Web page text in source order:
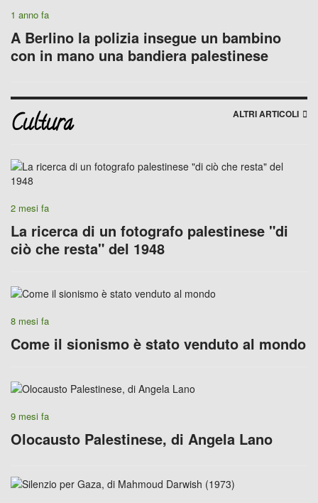
1 anno fa
A Berlino la polizia insegue un bambino
con in mano una bandiera palestinese
Cultura ALTRI ARTICOLI
2 mesi fa
La ricerca di un fotografo palestinese "di
ciò che resta" del 1948
8 mesi fa
Come il sionismo è stato venduto al mondo
9 mesi fa
Olocausto Palestinese, di Angela Lano